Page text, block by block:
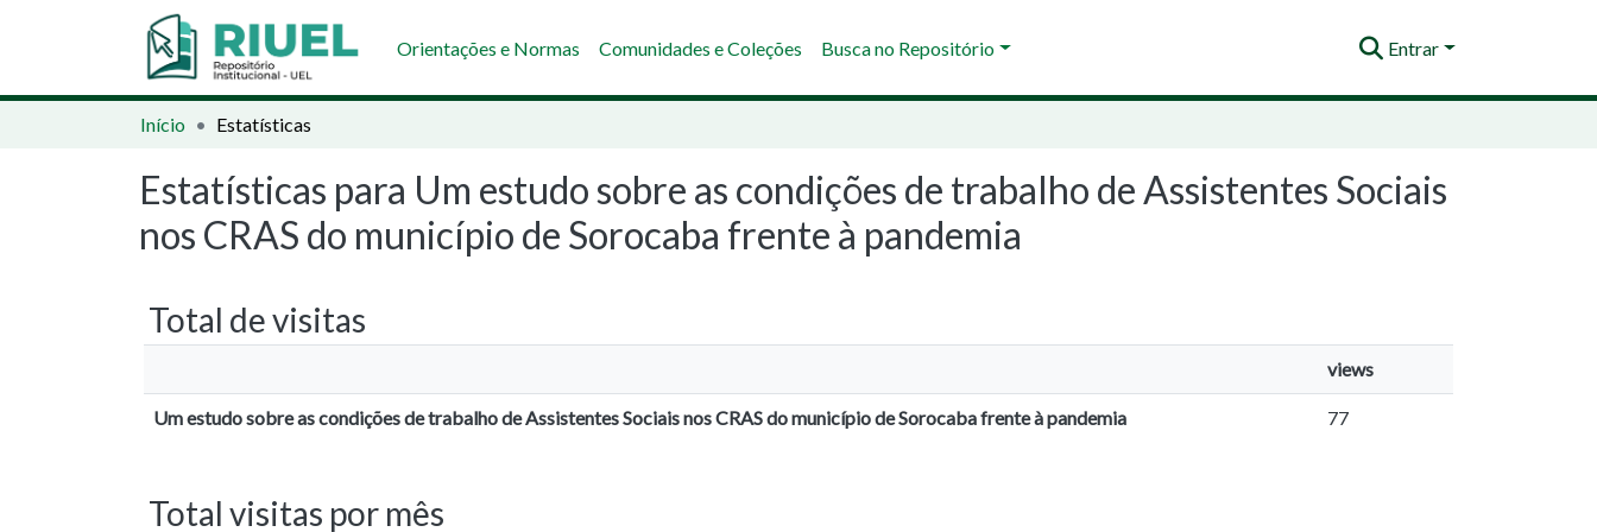
Orientações e Normas Comunidades e Coleções Busca no Repositório Entrar
Início Estatísticas
Estatísticas para Um estudo sobre as condições de trabalho de Assistentes Sociais
nos CRAS do município de Sorocaba frente à pandemia
Total de visitas
views
Um estudo sobre as condições de trabalho de Assistentes Sociais nos CRAS do município de Sorocaba frente à pandemia 77
Total visitas por mês